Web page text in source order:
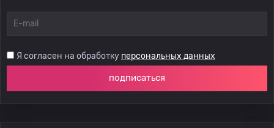
Я согласен на обработку персональных данных
подписаться